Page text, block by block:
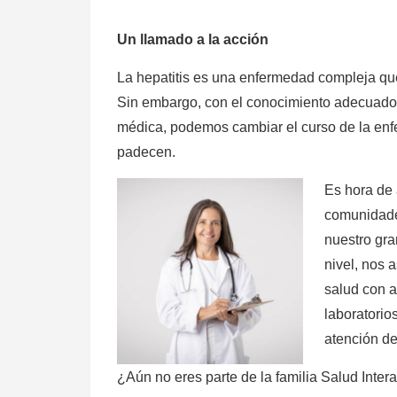
Un llamado a la acción
La hepatitis es una enfermedad compleja
Sin embargo, con el conocimiento
médica, podemos cambiar el curso de la
padecen.
Es hora
nuestro
nivel, nos
salud con
atención
¿Aún no eres parte de la familia Salud